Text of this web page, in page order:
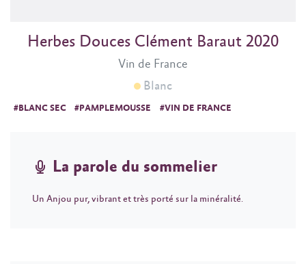
Vin de France
Herbes Douces Clément Baraut 2020
Blanc
#BLANC SEC #PAMPLEMOUSSE #VIN DE FRANCE
La parole du sommelier
Un Anjou pur, vibrant et très porté sur la minéralité.